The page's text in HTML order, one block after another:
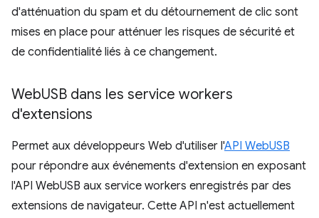
d'atténuation du spam et du détournement de clic sont
mises en place pour atténuer les risques de sécurité et
de confidentialité liés à ce changement.
WebUSB dans les service workers
d'extensions
Permet aux développeurs Web d'utiliser l'API WebUSB
pour répondre aux événements d'extension en exposant
l'API WebUSB aux service workers enregistrés par des
extensions de navigateur. Cette API n'est actuellement